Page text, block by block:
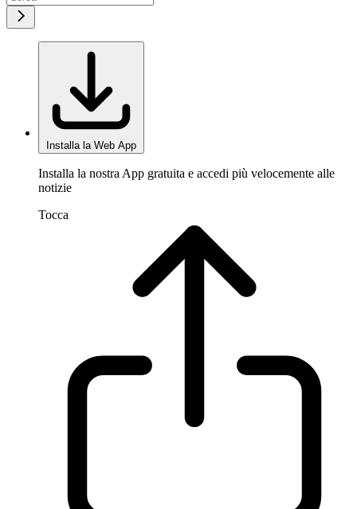
Installa la Web App
Installa la nostra App gratuita e accedi più velocemente alle
notizie
Tocca